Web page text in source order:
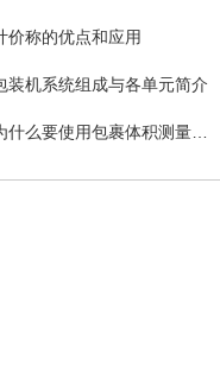
价称的优点和应用
装机系统组成与各单元简介